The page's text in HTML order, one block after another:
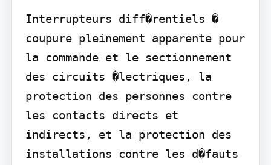
Interrupteurs diff�rentiels �
coupure pleinement apparente pour
la commande et le sectionnement
des circuits �lectriques, la
protection des personnes contre
les contacts directs et
indirects, et la protection des
installations contre les d�fauts